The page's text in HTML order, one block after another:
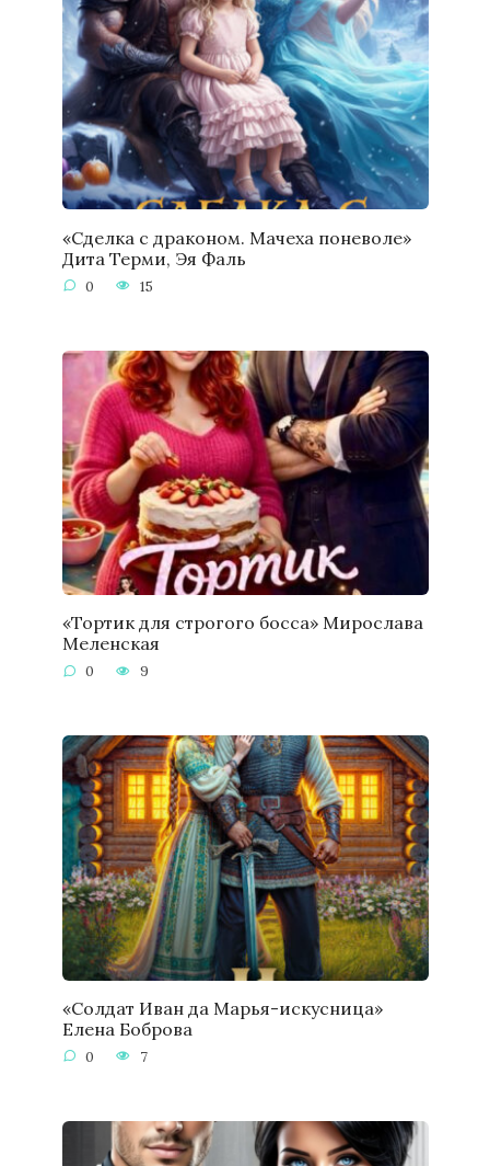
«Сделка с драконом. Мачеха поневоле»
Дита Терми, Эя Фаль
0 15
«Тортик для строгого босса» Мирослава
Меленская
0 9
«Солдат Иван да Марья-искусница»
Елена Боброва
0 7